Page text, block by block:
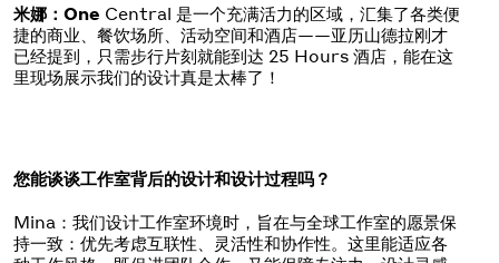
米娜：One Central 是一个充满活力的区域，汇集了各类便
捷的商业、餐饮场所、活动空间和酒店——亚历山德拉刚才
已经提到，只需步行片刻就能到达 25 Hours 酒店，能在这
里现场展示我们的设计真是太棒了！
您能谈谈工作室背后的设计和设计过程吗？
Mina：我们设计工作室环境时，旨在与全球工作室的愿景保
持一致：优先考虑互联性、灵活性和协作性。这里能适应各